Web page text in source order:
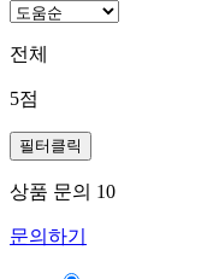
전체
5점
필터클릭
상품 문의 10
문의하기